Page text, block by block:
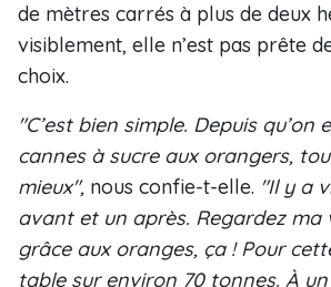
de mètres carrés à plus de deux
visiblement, elle n’est pas prête
choix.
"C’est bien simple. Depuis qu’on
cannes à sucre aux orangers,
mieux", nous confie-t-elle. "Il y a
avant et un après. Regardez ma
grâce aux oranges, ça ! Pour
table sur environ 70 tonnes. À